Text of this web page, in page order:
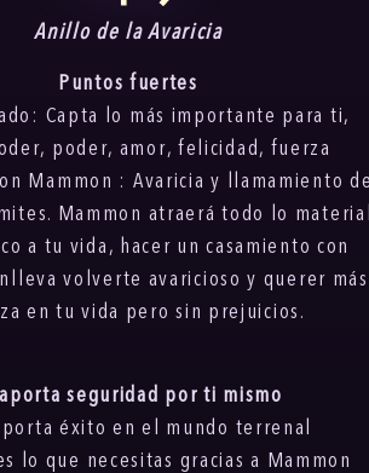
Anillo de la Avaricia
Puntos fuertes
Capta lo más importante para ti,
poder, amor, felicidad, fuerza
Mammon : Avaricia y llamamiento
Mammon atraerá todo lo
a tu vida, hacer un casamiento con
volverte avaricioso y querer más
en tu vida pero sin prejuicios.
aporta seguridad por ti mismo
éxito en el mundo terrenal
lo que necesitas gracias a Mammon